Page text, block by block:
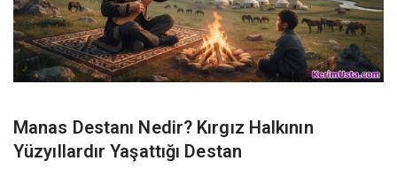
Manas Destanı Nedir? Kırgız Halkının
Yüzyıllardır Yaşattığı Destan